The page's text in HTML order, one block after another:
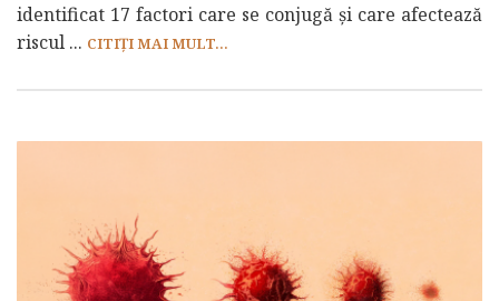
identificat 17 factori care se conjugă și care afectează
riscul ... CITIȚI MAI MULT...